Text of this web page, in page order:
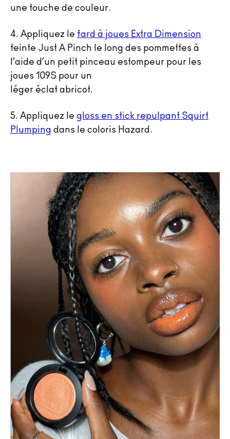
une touche de couleur.
4. Appliquez le fard à joues Extra Dimension
teinte Just A Pinch le long des pommettes à
l’aide d’un petit pinceau estompeur pour les
joues 109S pour un
léger éclat abricot.
5. Appliquez le gloss en stick repulpant Squirt
Plumping dans le coloris Hazard.